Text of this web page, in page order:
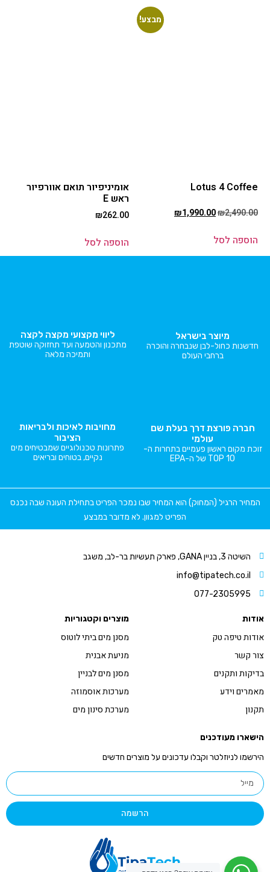
מבצע!
Lotus 4 Coffee
₪2,490.00
₪1,990.00
הוספה לסל
אומיניפיור תואם אוורפיור
ראש E
₪262.00
הוספה לסל
מיוצר בישראל
חדשנות כחול-לבן שנבחרה והוכרה
ברחבי העולם
ליווי מקצועי מקצה לקצה
מתכנון והטמעה ועד תחזוקה שוטפת
ותמיכה מלאה
חברה פורצת דרך בעלת שם
עולמי
זוכת מקום ראשון פעמיים בתחרות ה-
TOP 10 של ה-EPA
מחויבות לאיכות ולבריאות
הציבור
פתרונות טכנולוגיים שמבטיחים מים
נקיים, בטוחים ובריאים
המחיר הרגיל (המחוק) הוא המחיר שבו נמכר הפריט בתחילת העונה שבה נכנס
הפריט למגוון. לא מדובר במבצע
השיטה 3, בניין GANA, פארק תעשיות בר-לב, משגב
info@tipatech.co.il
077-2305995
אודות
אודות טיפה טק
צור קשר
בדיקות ותקנים
מאמרים וידע
תקנון
מוצרים וקטגוריות
מסנן מים ביתי לוטוס
מניעת אבנית
מסנן מים לבניין
מערכות אוסמוזה
מערכת סינון מים
הישארו מעודכנים
הירשמו לניוזלטר וקבלו עדכונים על מוצרים חדשים
הרשמה